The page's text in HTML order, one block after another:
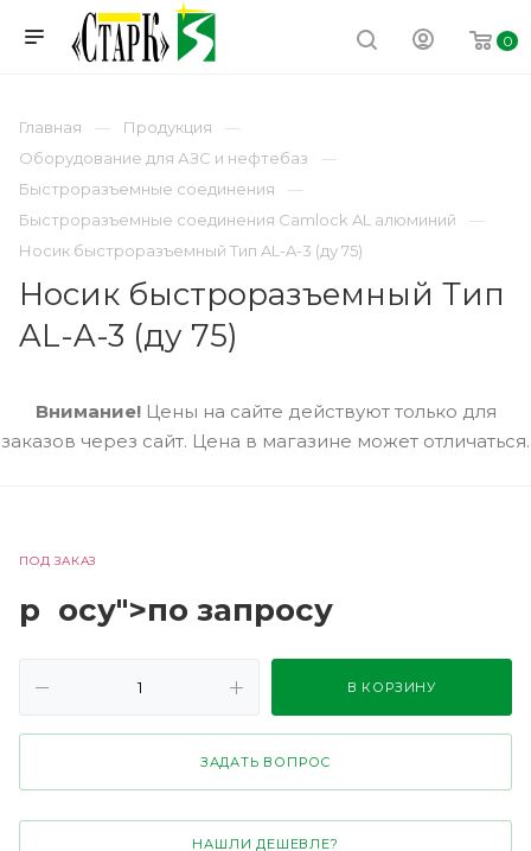
0
Главная
Продукция
Оборудование для АЗС и нефтебаз
Быстроразъемные соединения
Быстроразъемные соединения Camlock AL алюминий
Носик быстроразъемный Тип AL-A-3 (ду 75)
Носик быстроразъемный Тип
AL-A-3 (ду 75)
Внимание!Цены на сайте действуют только для
заказов через сайт. Цена в магазине может отличаться.
ПОД ЗАКАЗ
р осу">по запросу
В КОРЗИНУ
ЗАДАТЬ ВОПРОС
НАШЛИ ДЕШЕВЛЕ?